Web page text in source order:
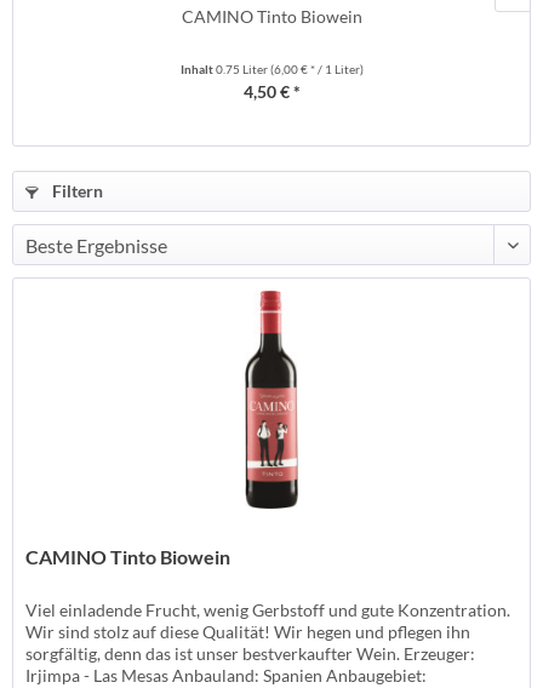
CAMINO Tinto Biowein
Inhalt0.75 Liter(6,00 € * / 1 Liter)
4,50 € *
Filtern
CAMINO Tinto Biowein
Viel einladende Frucht, wenig Gerbstoff und gute Konzentration.
Wir sind stolz auf diese Qualität! Wir hegen und pflegen ihn
sorgfältig, denn das ist unser bestverkaufter Wein. Erzeuger:
Irjimpa - Las Mesas Anbauland: Spanien Anbaugebiet: